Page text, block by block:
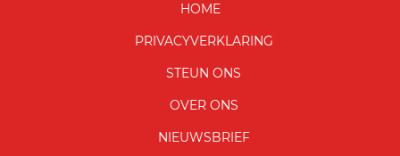
HOME
PRIVACYVERKLARING
STEUN ONS
OVER ONS
NIEUWSBRIEF